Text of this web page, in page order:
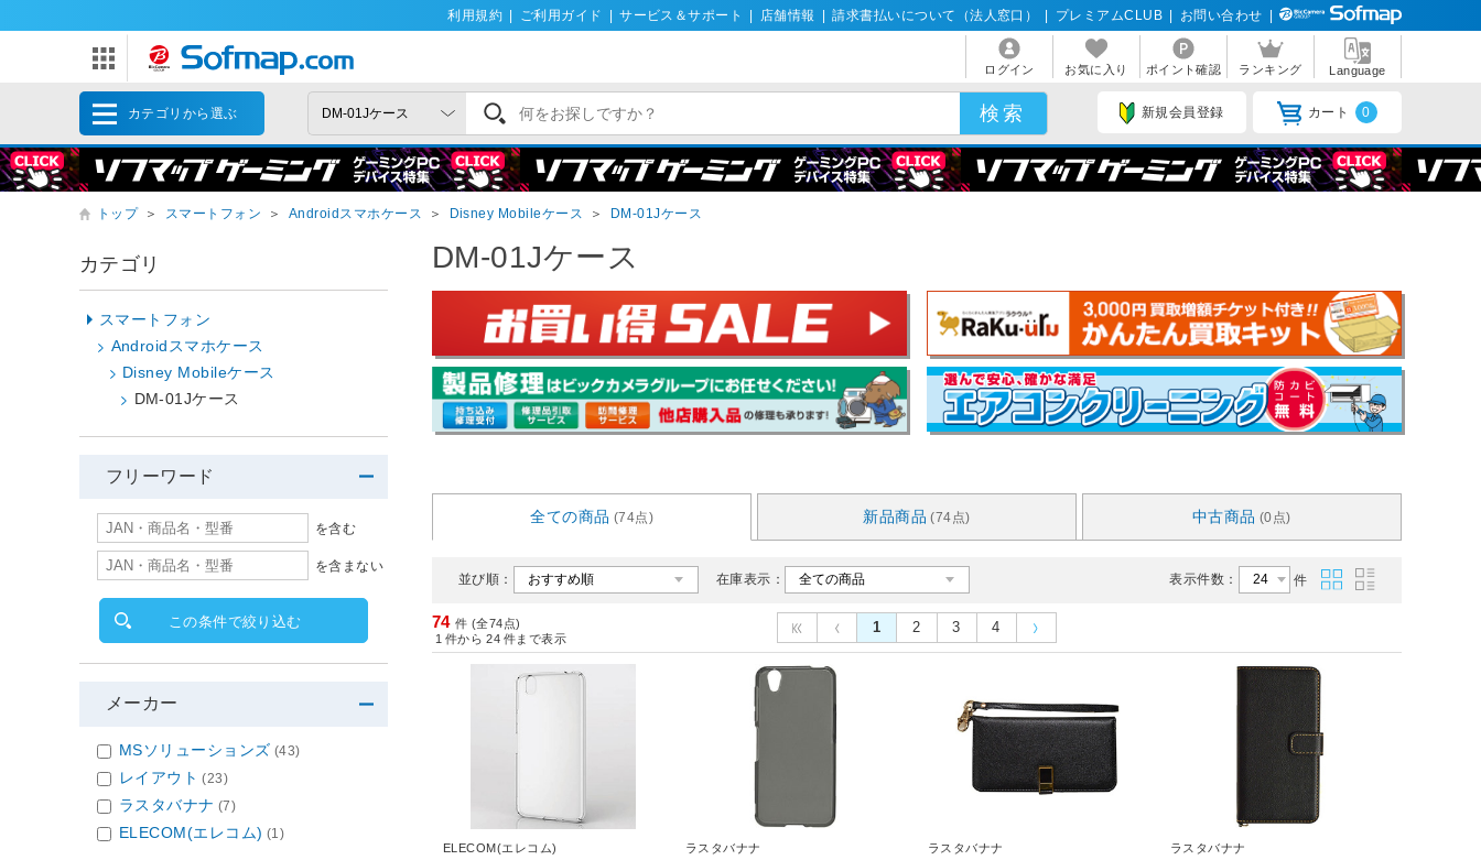
利用規約 ご利用ガイド サービス＆サポート 店舗情報 請求書払いについて（法人窓口） プレミアムCLUB お問い合わせ
ログイン お気に入り ポイント確認 ランキング Language
カテゴリから選ぶ 新規会員登録 カート 0
トップ ＞ スマートフォン ＞ Androidスマホケース ＞ Disney Mobileケース ＞ DM-01Jケース
DM-01Jケース
全ての商品 (74点) 新品商品 (74点) 中古商品 (0点)
並び順： 在庫表示： 表示件数： 件
74 件 (全74点)
1 件から 24 件まで表示
1 2 3 4
ELECOM(エレコム) ラスタバナナ ラスタバナナ ラスタバナナ
カテゴリ
スマートフォン
Androidスマホケース
Disney Mobileケース
DM-01Jケース
フリーワード
を含む
を含まない
この条件で絞り込む
メーカー
MSソリューションズ (43)
レイアウト (23)
ラスタバナナ (7)
ELECOM(エレコム) (1)